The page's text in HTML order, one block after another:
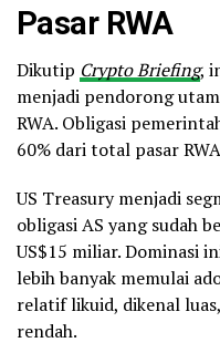
Pasar RWA
Dikutip Crypto Briefing,
menjadi pendorong
RWA. Obligasi
60% dari total pasar
US Treasury menjadi
obligasi AS yang sudah
US$15 miliar. Dominasi
lebih banyak memulai
relatif likuid, dikenal
rendah.